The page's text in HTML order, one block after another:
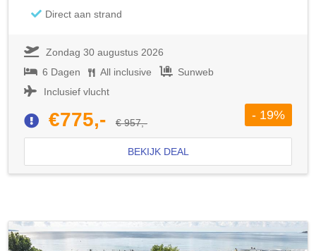
Direct aan strand
Zondag 30 augustus 2026
6 Dagen
All inclusive
Sunweb
Inclusief vlucht
€775,- € 957,-
- 19%
BEKIJK DEAL